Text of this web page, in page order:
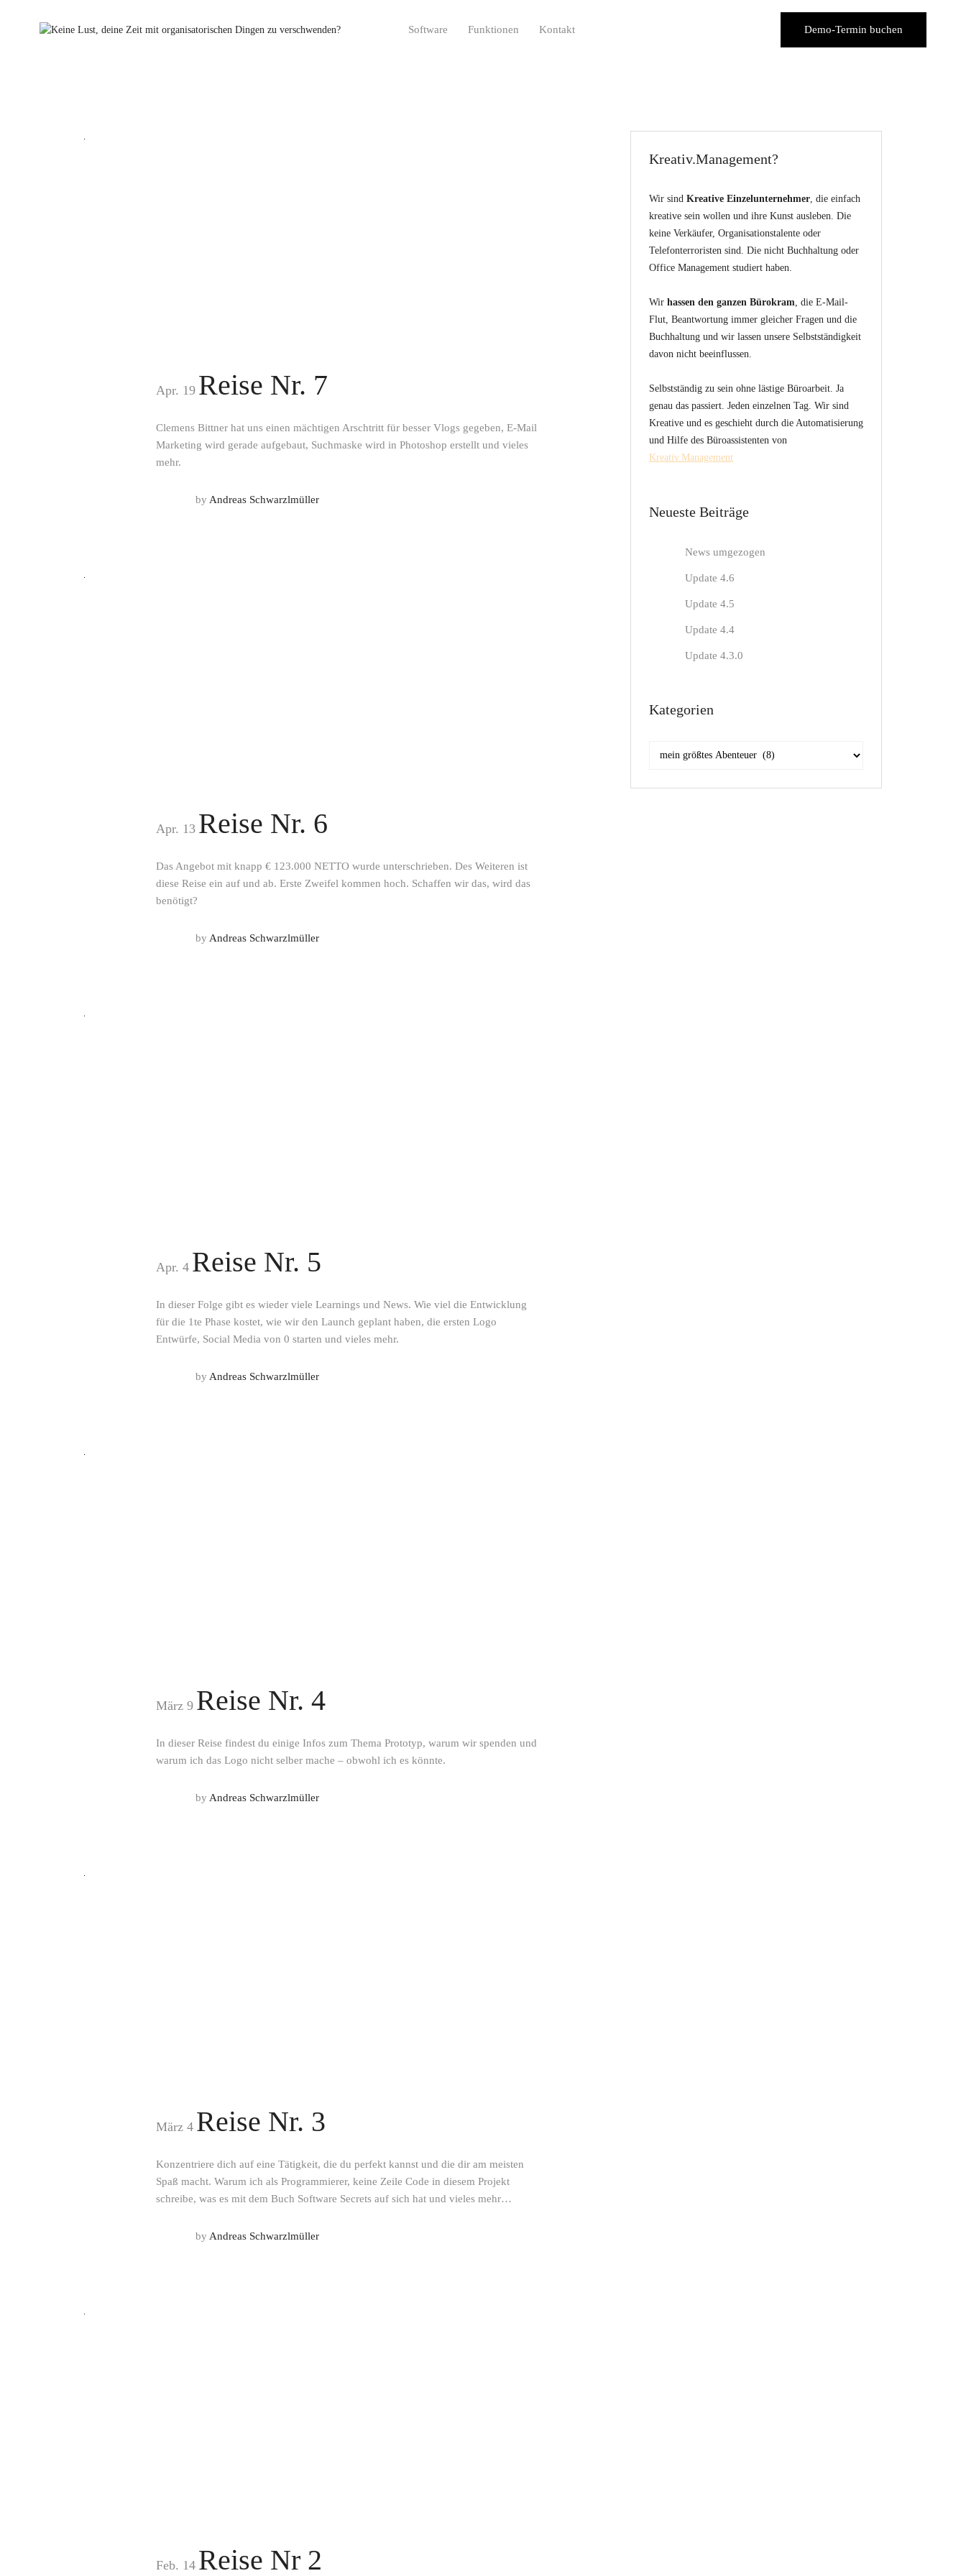
Software Funktionen Kontakt Demo-Termin buchen
Apr. 19 Reise Nr. 7
Clemens Bittner hat uns einen mächtigen Arschtritt für besser Vlogs gegeben, E-Mail
Marketing wird gerade aufgebaut, Suchmaske wird in Photoshop erstellt und vieles
mehr.
by Andreas Schwarzlmüller
Apr. 13 Reise Nr. 6
Das Angebot mit knapp € 123.000 NETTO wurde unterschrieben. Des Weiteren ist
diese Reise ein auf und ab. Erste Zweifel kommen hoch. Schaffen wir das, wird das
benötigt?
by Andreas Schwarzlmüller
Apr. 4 Reise Nr. 5
In dieser Folge gibt es wieder viele Learnings und News. Wie viel die Entwicklung
für die 1te Phase kostet, wie wir den Launch geplant haben, die ersten Logo
Entwürfe, Social Media von 0 starten und vieles mehr.
by Andreas Schwarzlmüller
März 9 Reise Nr. 4
In dieser Reise findest du einige Infos zum Thema Prototyp, warum wir spenden und
warum ich das Logo nicht selber mache – obwohl ich es könnte.
by Andreas Schwarzlmüller
März 4 Reise Nr. 3
Konzentriere dich auf eine Tätigkeit, die du perfekt kannst und die dir am meisten
Spaß macht. Warum ich als Programmierer, keine Zeile Code in diesem Projekt
schreibe, was es mit dem Buch Software Secrets auf sich hat und vieles mehr…
by Andreas Schwarzlmüller
Feb. 14 Reise Nr 2
Kreativ.Management?
Wir sind Kreative Einzelunternehmer, die einfach
kreative sein wollen und ihre Kunst ausleben. Die
keine Verkäufer, Organisationstalente oder
Telefonterroristen sind. Die nicht Buchhaltung oder
Office Management studiert haben.
Wir hassen den ganzen Bürokram, die E-Mail-
Flut, Beantwortung immer gleicher Fragen und die
Buchhaltung und wir lassen unsere Selbstständigkeit
davon nicht beeinflussen.
Selbstständig zu sein ohne lästige Büroarbeit. Ja
genau das passiert. Jeden einzelnen Tag. Wir sind
Kreative und es geschieht durch die Automatisierung
und Hilfe des Büroassistenten von
Kreativ.Management
Neueste Beiträge
News umgezogen
Update 4.6
Update 4.5
Update 4.4
Update 4.3.0
Kategorien